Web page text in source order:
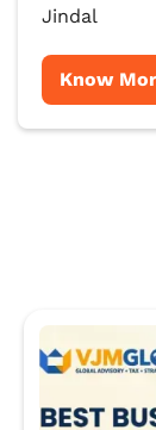
Jindal
Know